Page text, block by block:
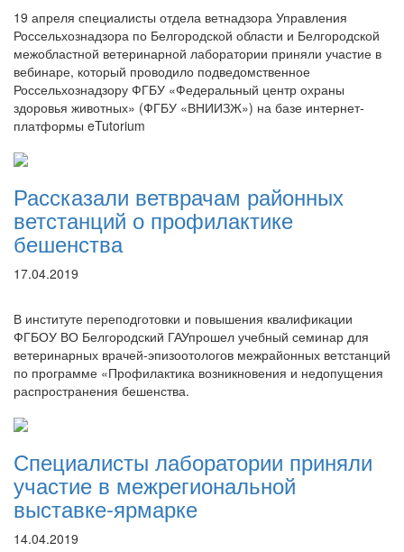
19 апреля специалисты отдела ветнадзора Управления
Россельхознадзора по Белгородской области и Белгородской
межобластной ветеринарной лаборатории приняли участие в
вебинаре, который проводило подведомственное
Россельхознадзору ФГБУ «Федеральный центр охраны
здоровья животных» (ФГБУ «ВНИИЗЖ») на базе интернет-
платформы eTutorium
Рассказали ветврачам районных
ветстанций о профилактике
бешенства
17.04.2019
В институте переподготовки и повышения квалификации
ФГБОУ ВО Белгородский ГАУпрошел учебный семинар для
ветеринарных врачей-эпизоотологов межрайонных ветстанций
по программе «Профилактика возникновения и недопущения
распространения бешенства.
Специалисты лаборатории приняли
участие в межрегиональной
выставке-ярмарке
14.04.2019